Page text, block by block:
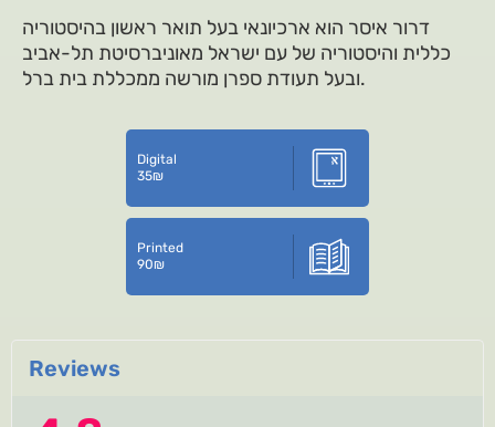
דרור איסר הוא ארכיונאי בעל תואר ראשון בהיסטוריה
כללית והיסטוריה של עם ישראל מאוניברסיטת תל-אביב
ובעל תעודת ספרן מורשה ממכללת בית ברל.
Digital
35₪
Printed
90₪
Reviews